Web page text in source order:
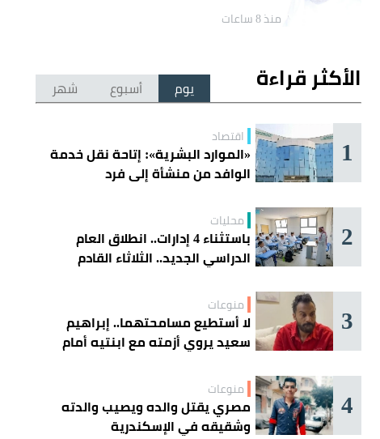
منذ 8 ساعات
الأكثر قراءة يوم أسبوع شهر
1 اقتصاد
«الموارد البشرية»: إتاحة نقل خدمة
الوافد من منشأة إلى فرد
2 محليات
باستثناء 4 إدارات.. انطلاق العام
الدراسي الجديد.. الثلاثاء القادم
3 منوعات
لا أستطيع مسامحتهما.. إبراهيم
سعيد يروي أزمته مع ابنتيه أمام
4 منوعات
مصري يقتل والده ويصيب والدته
وشقيقه في الإسكندرية